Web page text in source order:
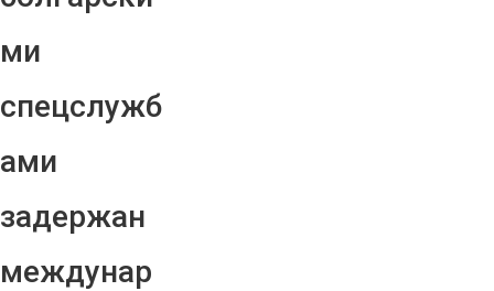
ми
спецслужб
ами
задержан
междунар